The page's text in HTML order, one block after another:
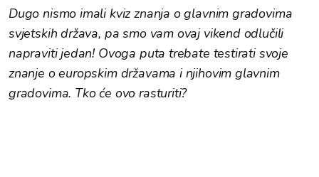
Dugo nismo imali kviz znanja o glavnim gradovima
svjetskih država, pa smo vam ovaj vikend odlučili
napraviti jedan! Ovoga puta trebate testirati svoje
znanje o europskim državama i njihovim glavnim
gradovima. Tko će ovo rasturiti?